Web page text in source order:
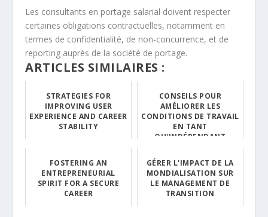
Les consultants en portage salarial doivent respecter
certaines obligations contractuelles, notamment en
termes de confidentialité, de non-concurrence, et de
reporting auprès de la société de portage.
ARTICLES SIMILAIRES :
STRATEGIES FOR
IMPROVING USER
EXPERIENCE AND CAREER
STABILITY
CONSEILS POUR
AMÉLIORER LES
CONDITIONS DE TRAVAIL
EN TANT
QU'INDÉPENDANT
FOSTERING AN
ENTREPRENEURIAL
SPIRIT FOR A SECURE
CAREER
GÉRER L'IMPACT DE LA
MONDIALISATION SUR
LE MANAGEMENT DE
TRANSITION